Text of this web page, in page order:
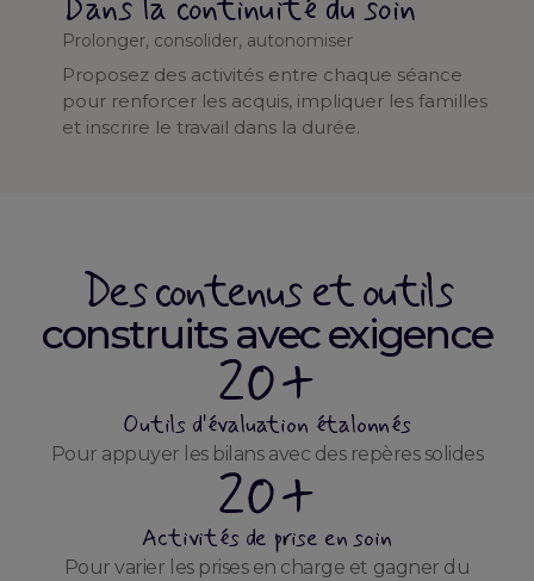
Dans la continuité du soin
Prolonger, consolider, autonomiser
Proposez des activités entre chaque séance
pour renforcer les acquis, impliquer les familles
et inscrire le travail dans la durée.
Des contenus et outils
construits avec exigence
20+
Outils d'évaluation étalonnés
Pour appuyer les bilans avec des repères solides
20+
Activités de prise en soin
Pour varier les prises en charge et gagner du